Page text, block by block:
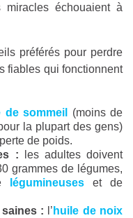
échouaient à
préférés pour perdre
fiables qui fonctionnent
de sommeil
(moins de
la plupart des gens)
de poids.
: les adultes doivent
grammes de légumes,
légumineuses et de
: l’ huile de noix